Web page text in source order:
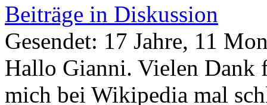
Beiträge in Diskussion
Gesendet: 17 Jahre, 11
Hallo Gianni. Vielen
mich bei Wikipedia mal